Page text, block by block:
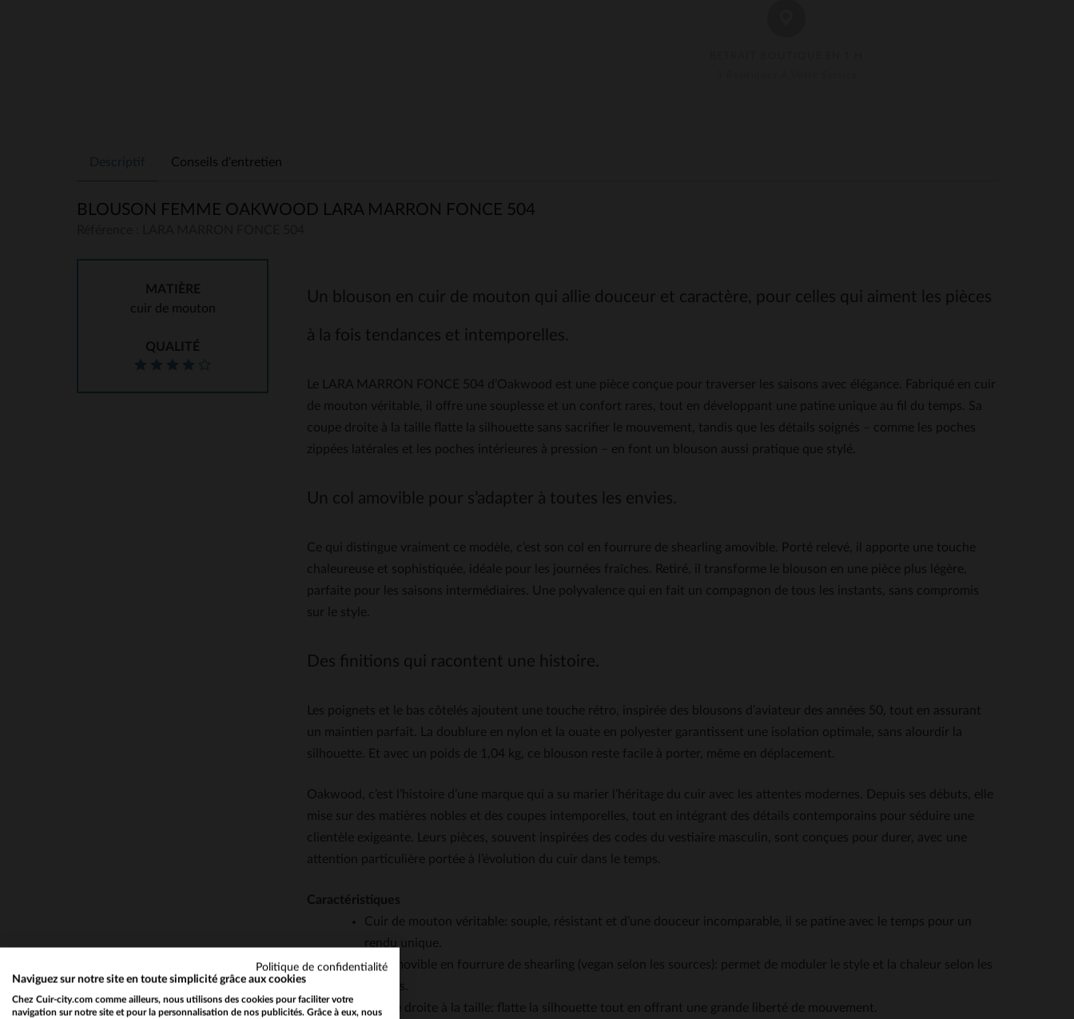
Descriptif Conseils d'entretien
BLOUSON FEMME OAKWOOD LARA MARRON FONCE 504
MATIÈRE
cuir de mouton
QUALITÉ
Un blouson en cuir de mouton qui allie douceur et caractère, pour celles qui aiment les pièces
à la fois tendances et intemporelles.
Le LARA MARRON FONCE 504 d’Oakwood est une pièce conçue pour traverser les saisons avec élégance. Fabriqué en cuir
de mouton véritable, il offre une souplesse et un confort rares, tout en développant une patine unique au fil du temps. Sa
coupe droite à la taille flatte la silhouette sans sacrifier le mouvement, tandis que les détails soignés – comme les poches
zippées latérales et les poches intérieures à pression – en font un blouson aussi pratique que stylé.
Un col amovible pour s’adapter à toutes les envies.
Ce qui distingue vraiment ce modèle, c’est son col en fourrure de shearling amovible. Porté relevé, il apporte une touche
chaleureuse et sophistiquée, idéale pour les journées fraîches. Retiré, il transforme le blouson en une pièce plus légère,
parfaite pour les saisons intermédiaires. Une polyvalence qui en fait un compagnon de tous les instants, sans compromis
sur le style.
Des finitions qui racontent une histoire.
Les poignets et le bas côtelés ajoutent une touche rétro, inspirée des blousons d’aviateur des années 50, tout en assurant
un maintien parfait. La doublure en nylon et la ouate en polyester garantissent une isolation optimale, sans alourdir la
silhouette. Et avec un poids de 1,04 kg, ce blouson reste facile à porter, même en déplacement.
Oakwood, c’est l’histoire d’une marque qui a su marier l’héritage du cuir avec les attentes modernes. Depuis ses débuts, elle
mise sur des matières nobles et des coupes intemporelles, tout en intégrant des détails contemporains pour séduire une
clientèle exigeante. Leurs pièces, souvent inspirées des codes du vestiaire masculin, sont conçues pour durer, avec une
attention particulière portée à l’évolution du cuir dans le temps.
Caractéristiques
Cuir de mouton véritable: souple, résistant et d’une douceur incomparable, il se patine avec le temps pour un
rendu unique.
Col amovible en fourrure de shearling (vegan selon les sources): permet de moduler le style et la chaleur selon les
saisons.
Coupe droite à la taille: flatte la silhouette tout en offrant une grande liberté de mouvement.
Politique de confidentialité
Naviguez sur notre site en toute simplicité grâce aux cookies
Chez Cuir-city.com comme ailleurs, nous utilisons des cookies pour faciliter votre
navigation sur notre site et pour la personnalisation de nos publicités. Grâce à eux, nous